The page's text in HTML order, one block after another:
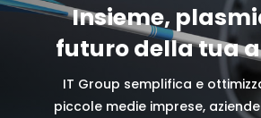
Insieme,
futuro della tua
IT Group semplifica e
piccole medie imprese,